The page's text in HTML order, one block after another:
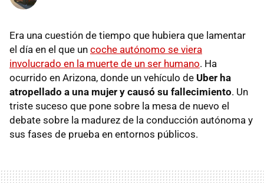
Era una cuestión de tiempo que hubiera que lamentar
el día en el que un coche autónomo se viera
involucrado en la muerte de un ser humano. Ha
ocurrido en Arizona, donde un vehículo de Uber ha
atropellado a una mujer y causó su fallecimiento. Un
triste suceso que pone sobre la mesa de nuevo el
debate sobre la madurez de la conducción autónoma y
sus fases de prueba en entornos públicos.